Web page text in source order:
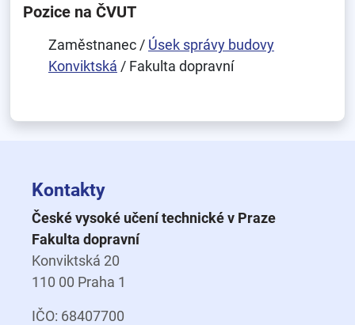
Pozice na ČVUT
Zaměstnanec / Úsek správy budovy
Konviktská / Fakulta dopravní
Kontakty
České vysoké učení technické v Praze
Fakulta dopravní
Konviktská 20
110 00 Praha 1
IČO: 68407700